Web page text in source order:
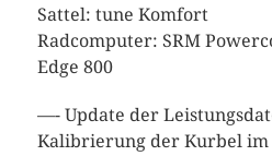
Sattel: tune Komfort
Radcomputer: SRM
Edge 800
—- Update der
Kalibrierung der Kurbel im